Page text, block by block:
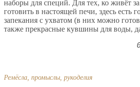
наборы для специй. Для тех, ко живёт
готовить в настоящей печи, здесь есть
запекания с ухватом (в них можно
также прекрасные кувшины для воды,
Ремёсла, промыслы, рукоделия